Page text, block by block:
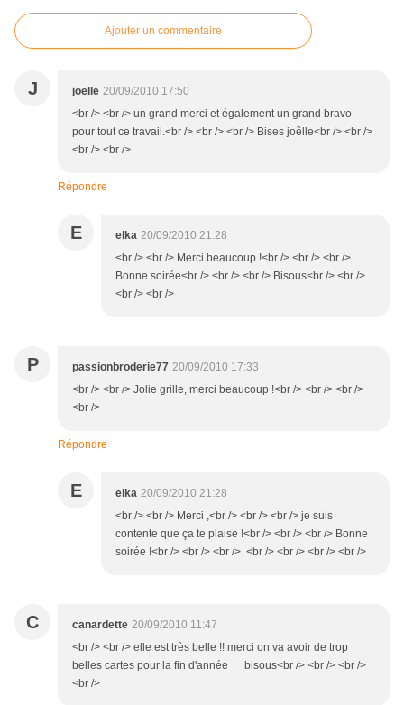
Ajouter un commentaire
J joelle 20/09/2010 17:50
<br /> <br /> un grand merci et également un grand bravo
pour tout ce travail.<br /> <br /> <br /> Bises joêlle<br /> <br />
<br /> <br />
Répondre
E elka 20/09/2010 21:28
<br /> <br /> Merci beaucoup !<br /> <br /> <br />
Bonne soirée<br /> <br /> <br /> Bisous<br /> <br />
<br /> <br />
P passionbroderie77 20/09/2010 17:33
<br /> <br /> Jolie grille, merci beaucoup !<br /> <br /> <br />
<br />
Répondre
E elka 20/09/2010 21:28
<br /> <br /> Merci ,<br /> <br /> <br /> je suis
contente que ça te plaise !<br /> <br /> <br /> Bonne
soirée !<br /> <br /> <br /> <br /> <br /> <br /> <br />
C canardette 20/09/2010 11:47
<br /> <br /> elle est très belle !! merci on va avoir de trop
belles cartes pour la fin d'année bisous<br /> <br /> <br />
<br />